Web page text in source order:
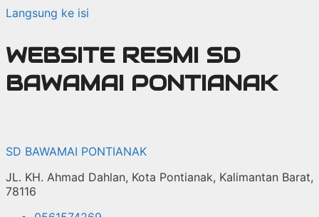
Langsung ke isi
WEBSITE RESMI SD
BAWAMAI PONTIANAK
SD BAWAMAI PONTIANAK
JL. KH. Ahmad Dahlan, Kota Pontianak, Kalimantan Barat,
78116